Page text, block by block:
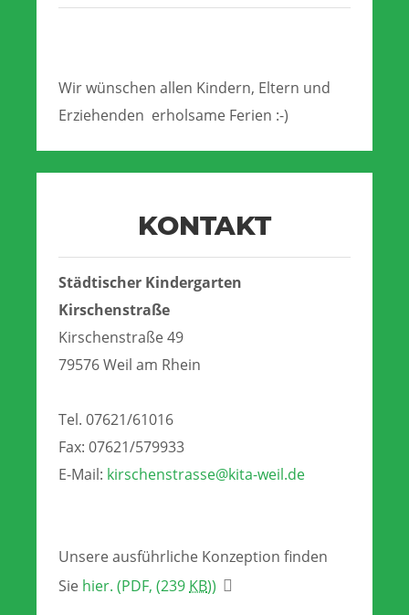
Wir wünschen allen Kindern, Eltern und
Erziehenden erholsame Ferien :-)
KONTAKT
Städtischer Kindergarten
Kirschenstraße
Kirschenstraße 49
79576 Weil am Rhein
Tel. 07621/61016
Fax: 07621/579933
E-Mail: kirschenstrasse@kita-weil.de
Unsere ausführliche Konzeption finden
Sie hier. (PDF, (239 KB))